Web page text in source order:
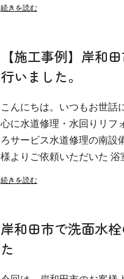
続きを読む
【施工事例】岸和
行いました。
こんにちは。いつもお世話
心に水道修理・水回りリフ
ろサービス水道修理の南設
様よりご依頼いただいた 浴
続きを読む
岸和田市で洗面水
た